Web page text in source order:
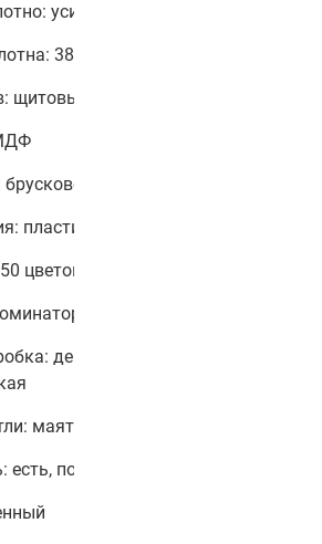
усиленное
38 мм
щитовые двери
пластик CPL
цветов и текстур для отделки
из нержавеющей стали
деревянная или
маятниковые усиленные
есть, по периметру коробки